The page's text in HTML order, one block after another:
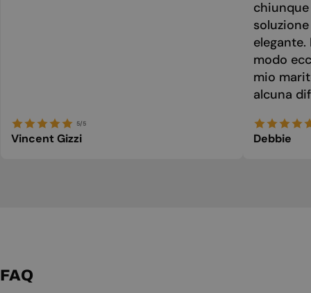
5/5
Vincent Gizzi
modo
mio
alcuna
Debbie
FAQ